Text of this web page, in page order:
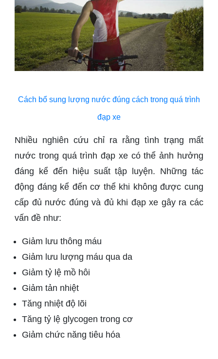
Cách bổ sung lượng nước đúng cách trong quá trình
đạp xe
Nhiều nghiên cứu chỉ ra rằng tình trạng mất
nước trong quá trình đạp xe có thể ảnh hưởng
đáng kể đến hiệu suất tập luyện. Những tác
động đáng kể đến cơ thể khi không được cung
cấp đủ nước đúng và đủ khi đạp xe gây ra các
vấn đề như:
Giảm lưu thông máu
Giảm lưu lượng máu qua da
Giảm tỷ lệ mồ hôi
Giảm tản nhiệt
Tăng nhiệt độ lõi
Tăng tỷ lệ glycogen trong cơ
Giảm chức năng tiêu hóa